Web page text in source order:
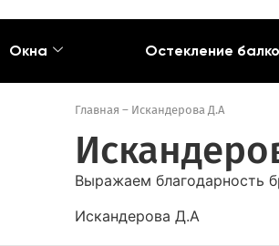
Окна Остекление
Главная – Искандерова Д.А
Выражаем благодарность
Искандерова Д.А